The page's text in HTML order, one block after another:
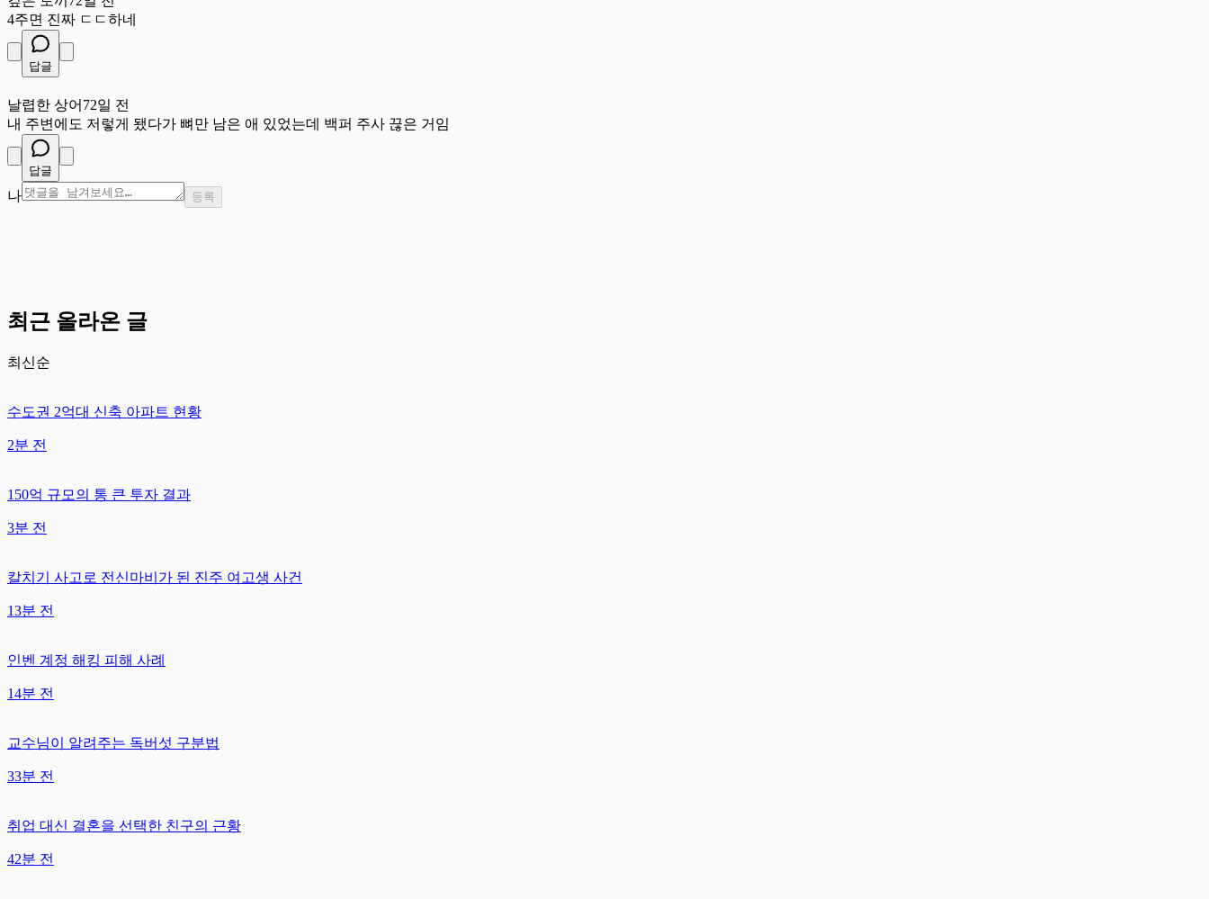
4주면 진짜 ㄷㄷ하네
답글
날렵한 상어 72일 전
내 주변에도 저렇게 됐다가 뼈만 남은 애 있었는데 백퍼 주사 끊은 거임
답글
나 등록
최근 올라온 글
최신순
수도권 2억대 신축 아파트 현황
2분 전
150억 규모의 통 큰 투자 결과
3분 전
칼치기 사고로 전신마비가 된 진주 여고생 사건
13분 전
인벤 계정 해킹 피해 사례
14분 전
교수님이 알려주는 독버섯 구분법
33분 전
취업 대신 결혼을 선택한 친구의 근황
42분 전